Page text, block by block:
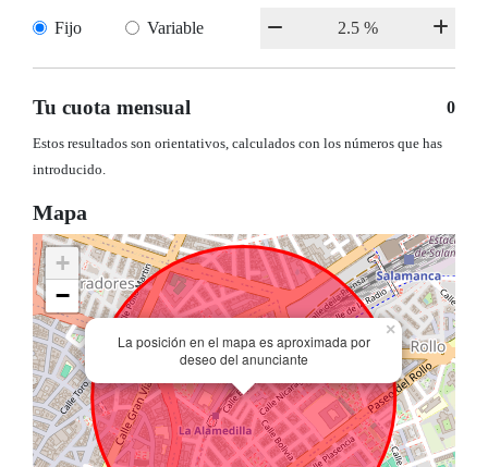
Fijo Variable
Tu cuota mensual 0
Estos resultados son orientativos, calculados con los números que has
introducido.
Mapa
La posición en el mapa es aproximada por
deseo del anunciante
×
+
−